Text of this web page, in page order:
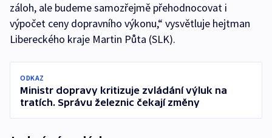
záloh, ale budeme samozřejmě přehodnocovat i
výpočet ceny dopravního výkonu,“ vysvětluje hejtman
Libereckého kraje Martin Půta (SLK).
ODKAZ
Ministr dopravy kritizuje zvládání výluk na
tratích. Správu železnic čekají změny